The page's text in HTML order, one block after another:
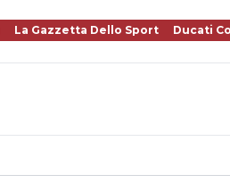
La Gazzetta Dello Sport Ducati